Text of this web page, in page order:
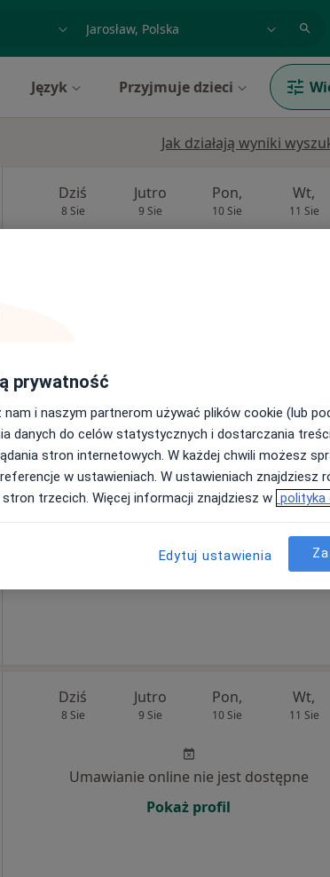
Język Przyjmuje dzieci
Jak działają wyniki
Dziś
8 Sie
Jutro
9 Sie
Pon,
10 Sie
Wt,
11 Sie
8 Sie
Jutro
9 Sie
Pon,
10 Sie
Wt,
11 Sie
Umawianie online nie jest dostępne
Dziś
8 Sie
Jutro
9 Sie
Pon,
10 Sie
Wt,
11 Sie
Umawianie online nie jest dostępne
Pokaż profil
prywatność
i naszym partnerom używać plików cookie (lub
danych do celów statystycznych i dostarczania
stron internetowych. W każdej chwili możesz
w ustawieniach. W ustawieniach znajdziesz
trzecich. Więcej informacji znajdziesz w polityka
Edytuj ustawienia